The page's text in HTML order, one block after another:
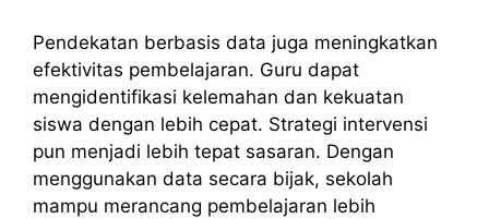
Pendekatan berbasis data juga meningkatkan
efektivitas pembelajaran. Guru dapat
mengidentifikasi kelemahan dan kekuatan
siswa dengan lebih cepat. Strategi intervensi
pun menjadi lebih tepat sasaran. Dengan
menggunakan data secara bijak, sekolah
mampu merancang pembelajaran lebih